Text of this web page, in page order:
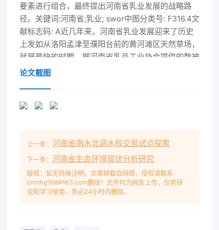
要素进行组合，最终提出河南省乳业发展的战略路
径。关键词:河南省;乳业; swor中图分类号: F316.4文
献标志码: A近几年来，河南省乳业发展迎来了历史
上发如从洛阳孟津至濮阳台前的黄河滩区天然草场，
就展最快的时期。据河南省乳品工业协会提供的数被
国家规划为全国十大奶牛饲养带之- -。该饲养带据
0.5%;而河南省的销售量为82.5万t,同比较长。增长
支柱产业，如何解决其发展中的米、小麦等秸秆是养
殖奶牛的最好饲料来源。据悉,障碍，更好地发挥带
动效应已成为亟待解决的问2009年全省天然草地干
草产量756.3万t (同比增长题。现采用swOT分析
法，对河南省乳业发展的37.8%)，青贮秸秆3 155万
论文截图
上一条： 河南省南水北调水权交易试点探索
下一条： 河南省生态环境现状分析研究
版权：如无特殊注明，文章转载自网络，侵权请联系
cnmhg168#163.com删除！文件均为网友上传，仅供研
究和学习使用，务必24小时内删除。